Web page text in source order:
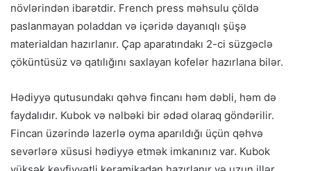
növlərindən ibarətdir. French press məhsulu çöldə
paslanmayan poladdan və içəridə dayanıqlı şüşə
materialdan hazırlanır. Çap aparatındakı 2-ci süzgəclə
çöküntüsüz və qatılığını saxlayan kofelər hazırlana bilər.
Hədiyyə qutusundakı qəhvə fincanı həm dəbli, həm də
faydalıdır. Kubok və nəlbəki bir ədəd olaraq göndərilir.
Fincan üzərində lazerlə oyma aparıldığı üçün qəhvə
sevərlərə xüsusi hədiyyə etmək imkanınız var. Kubok